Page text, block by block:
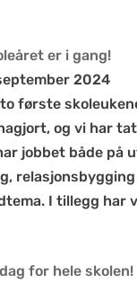
er i gang!
2024
to første
og vi har
jobbet både på
I tillegg har
for hele skolen!